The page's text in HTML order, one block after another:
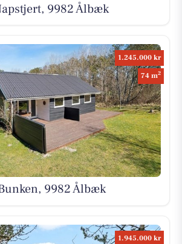
9982 Ålbæk
1.245.000 kr
74 m2
9982 Ålbæk
1.945.000 kr